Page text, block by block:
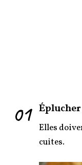
01 Éplucher
Elles
cuites.